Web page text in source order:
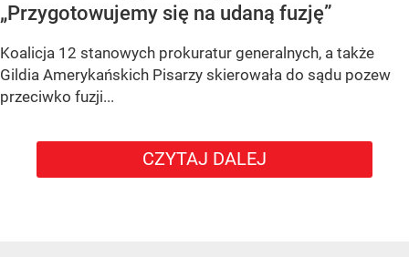
„Przygotowujemy się na udaną fuzję”
Koalicja 12 stanowych prokuratur generalnych, a także
Gildia Amerykańskich Pisarzy skierowała do sądu pozew
przeciwko fuzji...
CZYTAJ DALEJ